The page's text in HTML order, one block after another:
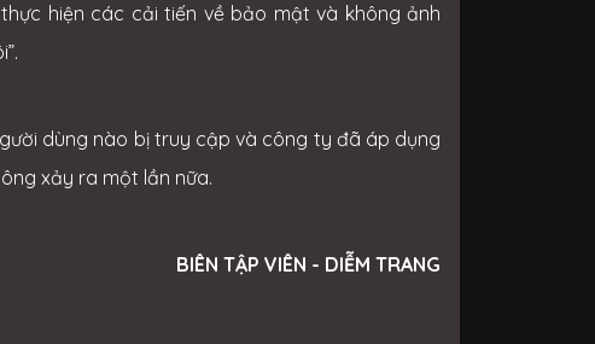
hiện các cải tiến về bảo mật và không ảnh
dùng nào bị truy cập và công ty đã áp dụng
xảy ra một lần nữa.
BIÊN TẬP VIÊN - DIỄM TRANG